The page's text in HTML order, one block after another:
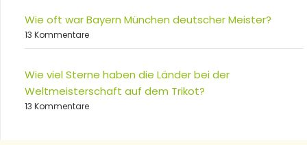
Wie oft war Bayern München deutscher Meister?
13 Kommentare
Wie viel Sterne haben die Länder bei der
Weltmeisterschaft auf dem Trikot?
13 Kommentare